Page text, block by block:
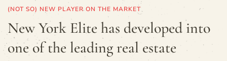
(NOT SO) NEW PLAYER ON THE MARKET
New York Elite has developed into
one of the leading real estate